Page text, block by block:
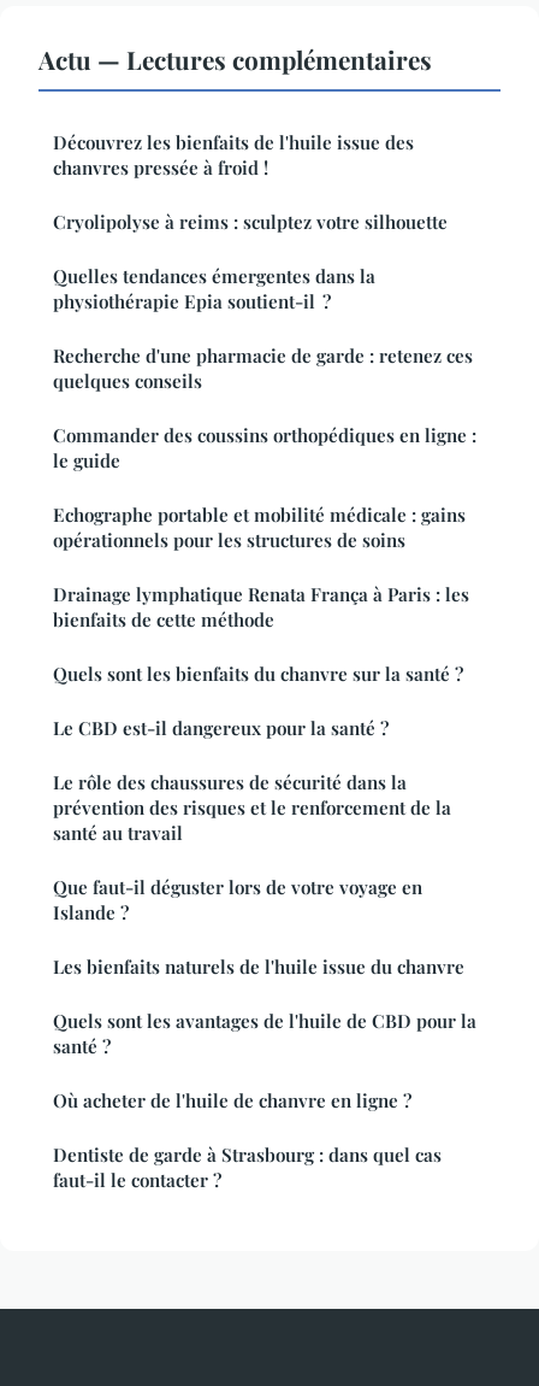
Actu — Lectures complémentaires
Découvrez les bienfaits de l'huile issue des
chanvres pressée à froid !
Cryolipolyse à reims : sculptez votre silhouette
Quelles tendances émergentes dans la
physiothérapie Epia soutient-il ?
Recherche d'une pharmacie de garde : retenez ces
quelques conseils
Commander des coussins orthopédiques en ligne :
le guide
Echographe portable et mobilité médicale : gains
opérationnels pour les structures de soins
Drainage lymphatique Renata França à Paris : les
bienfaits de cette méthode
Quels sont les bienfaits du chanvre sur la santé ?
Le CBD est-il dangereux pour la santé ?
Le rôle des chaussures de sécurité dans la
prévention des risques et le renforcement de la
santé au travail
Que faut-il déguster lors de votre voyage en
Islande ?
Les bienfaits naturels de l'huile issue du chanvre
Quels sont les avantages de l'huile de CBD pour la
santé ?
Où acheter de l'huile de chanvre en ligne ?
Dentiste de garde à Strasbourg : dans quel cas
faut-il le contacter ?